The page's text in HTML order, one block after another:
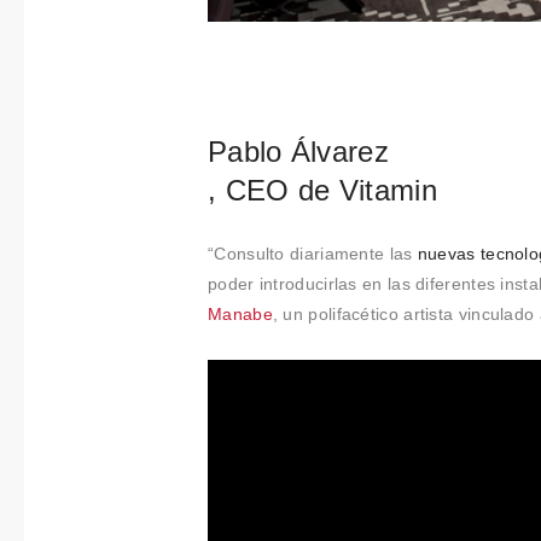
Pablo Álvarez
, CEO de Vitamin
“Consulto diariamente las nuevas
poder introducirlas en las diferentes
Manabe, un polifacético artista vinculado